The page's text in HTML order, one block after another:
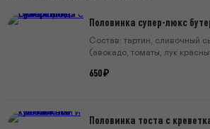
Половинка супер-люкс
Состав: тартин, сливочный
(авокадо, томаты, лук
куриное, перец черный,
650 ₽
Половинка тоста с